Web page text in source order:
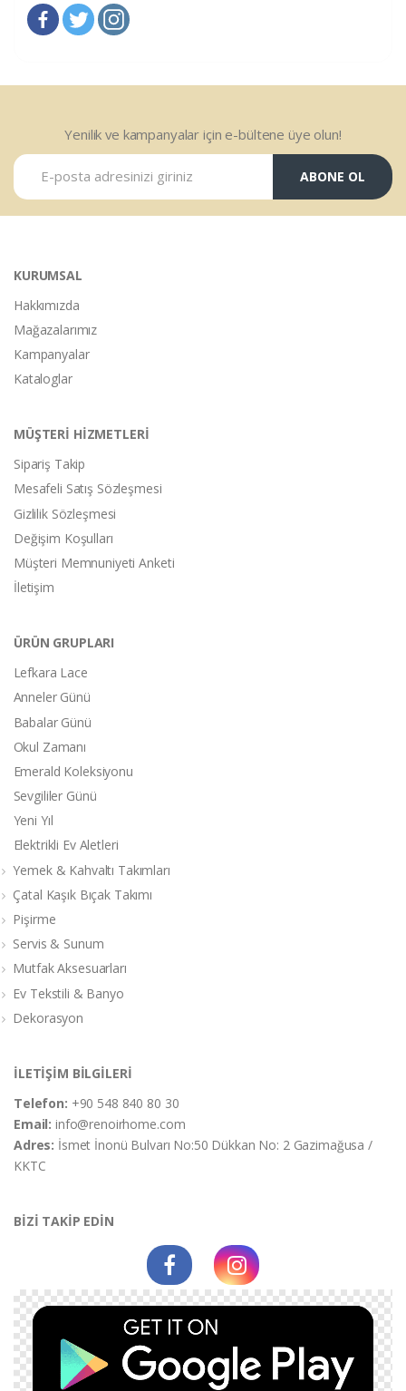
Yenilik ve kampanyalar için e-bültene üye olun!
ABONE OL
KURUMSAL
Hakkımızda
Mağazalarımız
Kampanyalar
Kataloglar
MÜŞTERİ HİZMETLERİ
Sipariş Takip
Mesafeli Satış Sözleşmesi
Gizlilik Sözleşmesi
Değişim Koşulları
Müşteri Memnuniyeti Anketi
İletişim
ÜRÜN GRUPLARI
Lefkara Lace
Anneler Günü
Babalar Günü
Okul Zamanı
Emerald Koleksiyonu
Sevgililer Günü
Yeni Yıl
Elektrikli Ev Aletleri
Yemek & Kahvaltı Takımları
Çatal Kaşık Bıçak Takımı
Pişirme
Servis & Sunum
Mutfak Aksesuarları
Ev Tekstili & Banyo
Dekorasyon
İLETİŞİM BİLGİLERİ
Telefon: +90 548 840 80 30
Email:info@renoirhome.com
Adres: İsmet İnonü Bulvarı No:50 Dükkan No: 2 Gazimağusa /
KKTC
BİZİ TAKİP EDİN